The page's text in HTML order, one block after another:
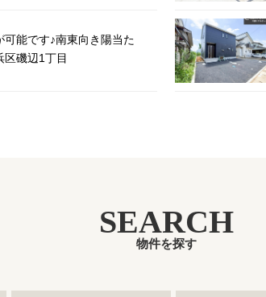
SEARCH
物件を探す